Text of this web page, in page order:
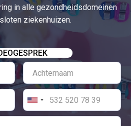
in alle gezondheidsdomeinen
ziekenhuizen.